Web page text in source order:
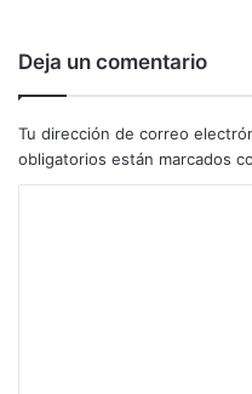
Deja un comentario
Tu dirección de correo
obligatorios están marcados